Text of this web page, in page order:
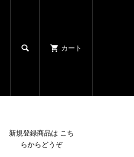
 カート
新規登録商品は こち
らからどうぞ